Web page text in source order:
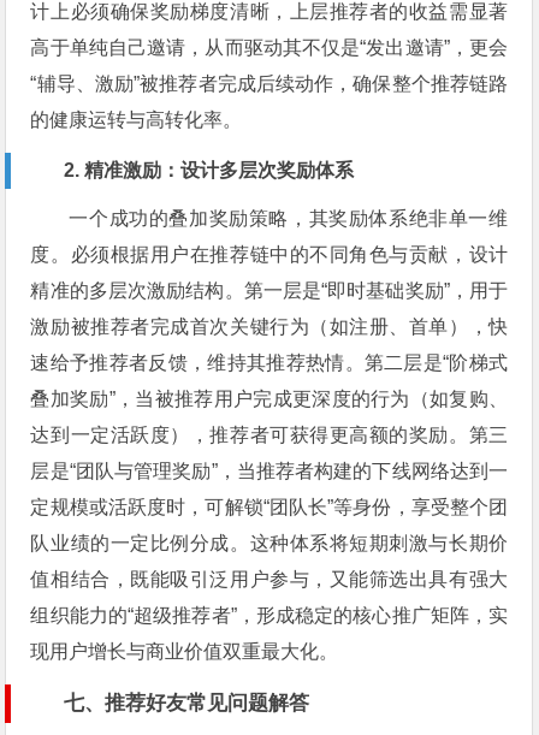
计上必须确保奖励梯度清晰，上层推荐者的收益需显著
高于单纯自己邀请，从而驱动其不仅是“发出邀请”，更会
“辅导、激励”被推荐者完成后续动作，确保整个推荐链路
的健康运转与高转化率。
2. 精准激励：设计多层次奖励体系
一个成功的叠加奖励策略，其奖励体系绝非单一维
度。必须根据用户在推荐链中的不同角色与贡献，设计
精准的多层次激励结构。第一层是“即时基础奖励”，用于
激励被推荐者完成首次关键行为（如注册、首单），快
速给予推荐者反馈，维持其推荐热情。第二层是“阶梯式
叠加奖励”，当被推荐用户完成更深度的行为（如复购、
达到一定活跃度），推荐者可获得更高额的奖励。第三
层是“团队与管理奖励”，当推荐者构建的下线网络达到一
定规模或活跃度时，可解锁“团队长”等身份，享受整个团
队业绩的一定比例分成。这种体系将短期刺激与长期价
值相结合，既能吸引泛用户参与，又能筛选出具有强大
组织能力的“超级推荐者”，形成稳定的核心推广矩阵，实
现用户增长与商业价值双重最大化。
七、推荐好友常见问题解答